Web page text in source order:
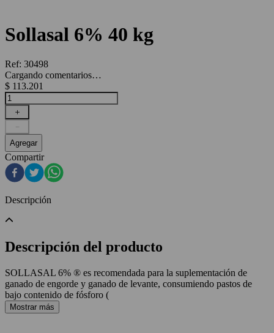
Sollasal 6% 40 kg
Ref: 30498
Cargando comentarios…
$ 113.201
＋
－
Agregar
Compartir
Descripción
Descripción del producto
SOLLASAL 6% ® es recomendada para la suplementación de
ganado de engorde y ganado de levante, consumiendo pastos de
bajo contenido de fósforo (
Mostrar más